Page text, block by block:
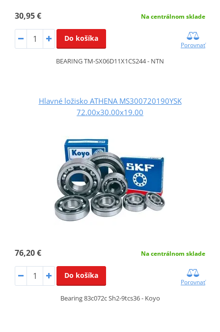
30,95 € Na centrálnom sklade
Do košíka
Porovnať
BEARING TM-SX06D11X1CS244 - NTN
Hlavné ložisko ATHENA MS300720190YSK
72.00x30.00x19.00
76,20 € Na centrálnom sklade
Do košíka
Porovnať
Bearing 83c072c Sh2-9tcs36 - Koyo